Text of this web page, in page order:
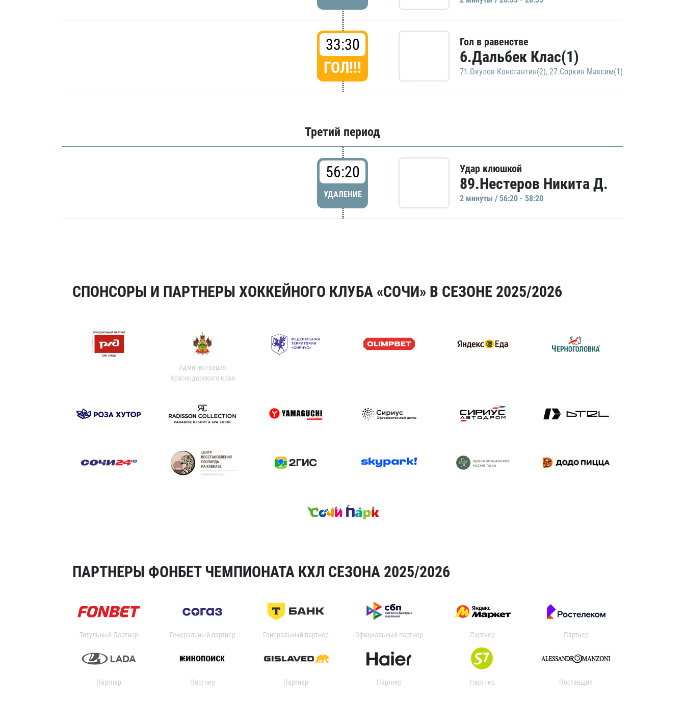
33:30
ГОЛ!!!
Гол в равенстве
6.Дальбек Клас(1)
71.Окулов Константин(2), 27.Соркин Максим(1)
Третий период
56:20
УДАЛЕНИЕ
Удар клюшкой
89.Нестеров Никита Д.
2 минуты / 56:20 - 58:20
СПОНСОРЫ И ПАРТНЕРЫ ХОККЕЙНОГО КЛУБА «СОЧИ» В СЕЗОНЕ 2025/2026
Администрация
Краснодарского края
ПАРТНЕРЫ ФОНБЕТ ЧЕМПИОНАТА КХЛ СЕЗОНА 2025/2026
Титульный Партнер Генеральный партнер Генеральный партнер Официальный партнер Партнер Партнер
Партнер Партнер Партнер Партнер Партнер Поставщик